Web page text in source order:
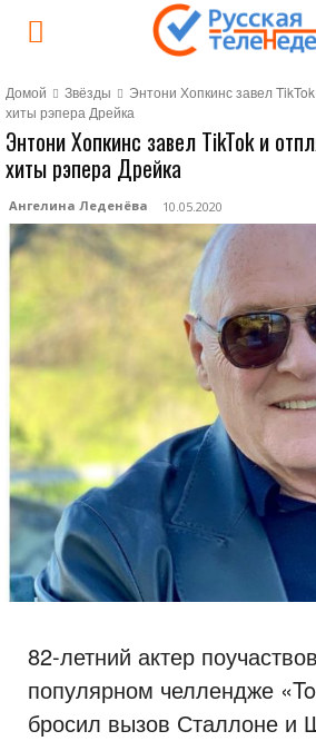
Домой Звёзды
Энтони Хопкинс завел
хиты рэпера Дрейка
Энтони Хопкинс завел TikTok и
хиты рэпера Дрейка
Ангелина Леденёва 10.05.2020
82-летний актер
популярном челлендже
бросил вызов Сталлоне и